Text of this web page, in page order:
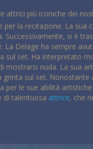
attrici più iconiche dei
la recitazione. La sua
si è
La Delage ha sempre
sul set. Ha interpretato
mostrarsi nuda. La sua
grinta sul set.
per le sue abilità
di talentuosa attrice, che